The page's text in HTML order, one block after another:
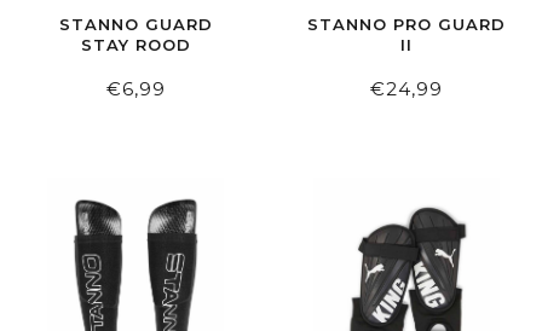
STANNO GUARD
STAY ROOD
€6,99
STANNO PRO GUARD
II
€24,99